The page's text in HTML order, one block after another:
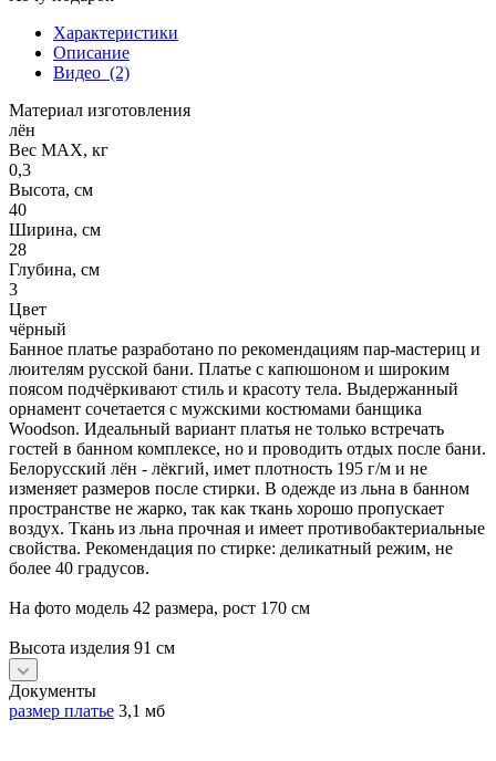
Характеристики
Описание
Видео (2)
Материал изготовления
лён
Вес МАХ, кг
0,3
Высота, см
40
Ширина, см
28
Глубина, см
3
Цвет
чёрный
Банное платье разработано по рекомендациям пар-мастериц и
люителям русской бани. Платье с капюшоном и широким
поясом подчёркивают стиль и красоту тела. Выдержанный
орнамент сочетается с мужскими костюмами банщика
Woodson. Идеальный вариант платья не только встречать
гостей в банном комплексе, но и проводить отдых после бани.
Белорусский лён - лёкгий, имет плотность 195 г/м и не
изменяет размеров после стирки. В одежде из льна в банном
пространстве не жарко, так как ткань хорошо пропускает
воздух. Ткань из льна прочная и имеет противобактериальные
свойства. Рекомендация по стирке: деликатный режим, не
более 40 градусов.
На фото модель 42 размера, рост 170 см
Высота изделия 91 см
Документы
размер платье 3,1 мб